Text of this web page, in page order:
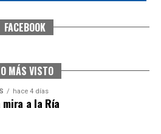
LAS FIESTAS COLOMBINAS
FACEBOOK
MÁS VISTO
hace 4 días
mira a la Ría